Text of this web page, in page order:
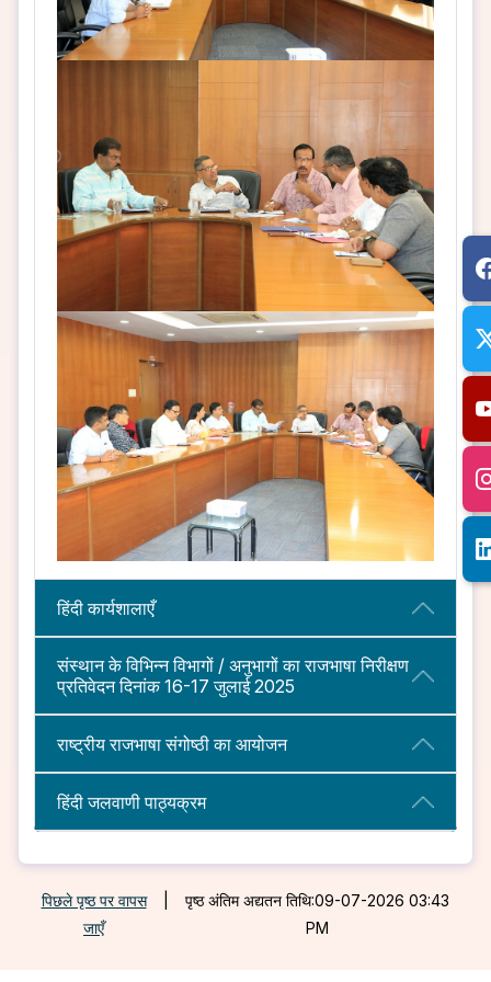
हिंदी कार्यशालाएँ
संस्‍थान के विभिन्‍न विभागों / अनुभागों का राजभाषा निरीक्षण
प्रतिवेदन दिनांक 16-17 जुलाई 2025
राष्ट्रीय राजभाषा संगोष्ठी का आयोजन
हिंदी जलवाणी पाठ्यक्रम
पिछले पृष्ठ पर वापस
जाएँ
पृष्ठ अंतिम अद्यतन तिथि:09-07-2026 03:43
PM